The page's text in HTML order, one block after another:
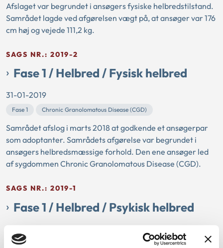
Afslaget var begrundet i ansøgers fysiske helbredstilstand.
Samrådet lagde ved afgørelsen vægt på, at ansøger var 176
cm høj og vejede 111,2 kg.
SAGS NR.: 2019-2
Fase 1 / Helbred / Fysisk helbred
31-01-2019
Fase 1 Chronic Granolomatous Disease (CGD)
Samrådet afslog i marts 2018 at godkende et ansøgerpar
som adoptanter. Samrådets afgørelse var begrundet i
ansøgers helbredsmæssige forhold. Den ene ansøger led
af sygdommen Chronic Granolomatous Disease (CGD).
SAGS NR.: 2019-1
Fase 1 / Helbred / Psykisk helbred
Fase 1